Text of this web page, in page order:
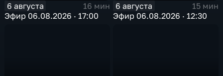
6 августа
16 мин
Эфир 06.08.2026 · 17:00
6 августа
15 мин
Эфир 06.08.2026 · 12:30